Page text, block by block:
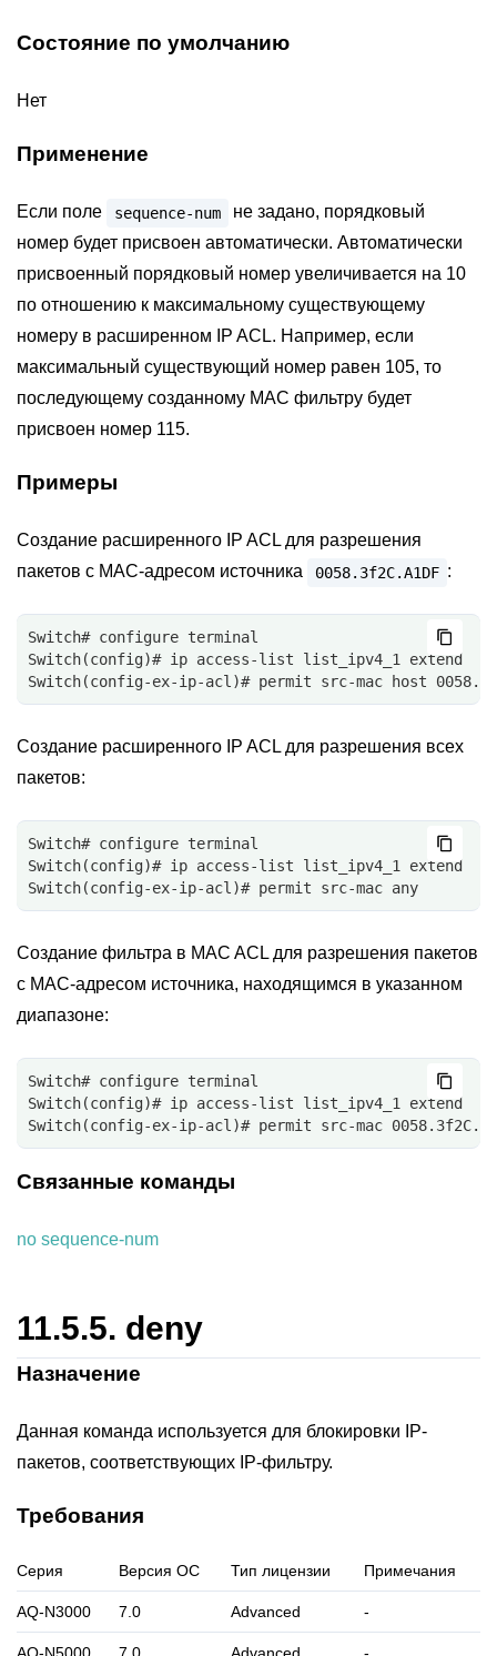
Состояние по умолчанию
Нет
Применение
Если поле sequence-num
не задано, порядковый
номер будет присвоен автоматически. Автоматически
присвоенный порядковый номер увеличивается на 10
по отношению к максимальному существующему
номеру в расширенном IP ACL. Например, если
максимальный существующий номер равен 105, то
последующему созданному MAC фильтру будет
присвоен номер 115.
Примеры
Создание расширенного IP ACL для разрешения
пакетов с MAC-адресом источника
0058.3f2C.A1DF :
Switch# configure terminal
Switch(config)# ip access-list list_ipv4_1 extend
Switch(config-ex-ip-acl)# permit src-mac host
Создание расширенного IP ACL для разрешения всех
пакетов:
Switch# configure terminal
Switch(config)# ip access-list list_ipv4_1 extend
Switch(config-ex-ip-acl)# permit src-mac any
Создание фильтра в MAC ACL для разрешения пакетов
с MAC-адресом источника, находящимся в указанном
диапазоне:
Switch# configure terminal
Switch(config)# ip access-list list_ipv4_1 extend
Switch(config-ex-ip-acl)# permit src-mac
Связанные команды
no sequence-num
11.5.5. deny
Назначение
Данная команда используется для блокировки IP-
пакетов, соответствующих IP-фильтру.
Требования
Серия Версия ОС Тип лицензии Примечания
AQ-N3000 7.0 Advanced -